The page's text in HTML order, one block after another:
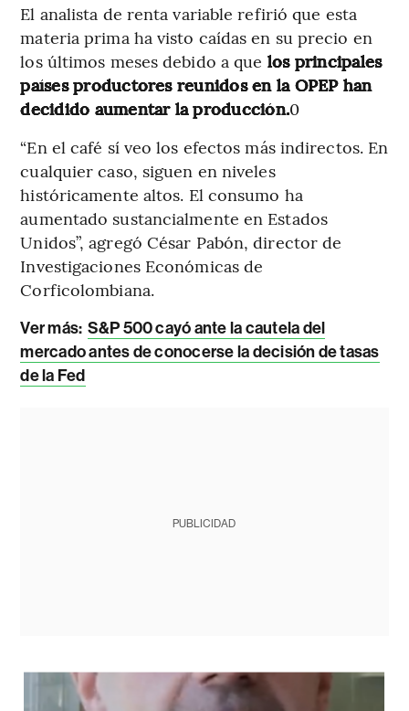
El analista de renta variable refirió que esta
materia prima ha visto caídas en su precio en
los últimos meses debido a que los principales
países productores reunidos en la OPEP han
decidido aumentar la producción.0
“En el café sí veo los efectos más indirectos. En
cualquier caso, siguen en niveles
históricamente altos. El consumo ha
aumentado sustancialmente en Estados
Unidos”, agregó César Pabón, director de
Investigaciones Económicas de
Corficolombiana.
Ver más: S&P 500 cayó ante la cautela del
mercado antes de conocerse la decisión de tasas
de la Fed
PUBLICIDAD